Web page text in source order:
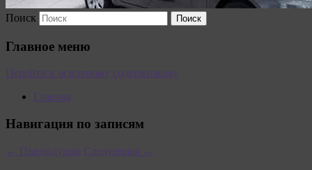
Поиск
Главное меню
Перейти к основному содержимому
Главная
Навигация по записям
← Предыдущая Следующая →